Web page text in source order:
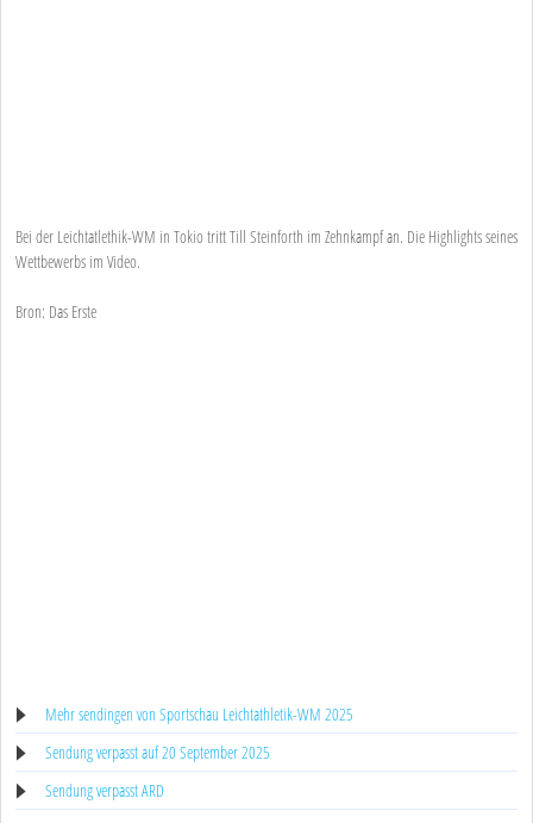
Bei der Leichtatlethik-WM in Tokio tritt Till Steinforth im Zehnkampf an. Die Highlights seines
Wettbewerbs im Video.
Bron: Das Erste
Mehr sendingen von Sportschau Leichtathletik-WM 2025
Sendung verpasst auf 20 September 2025
Sendung verpasst ARD